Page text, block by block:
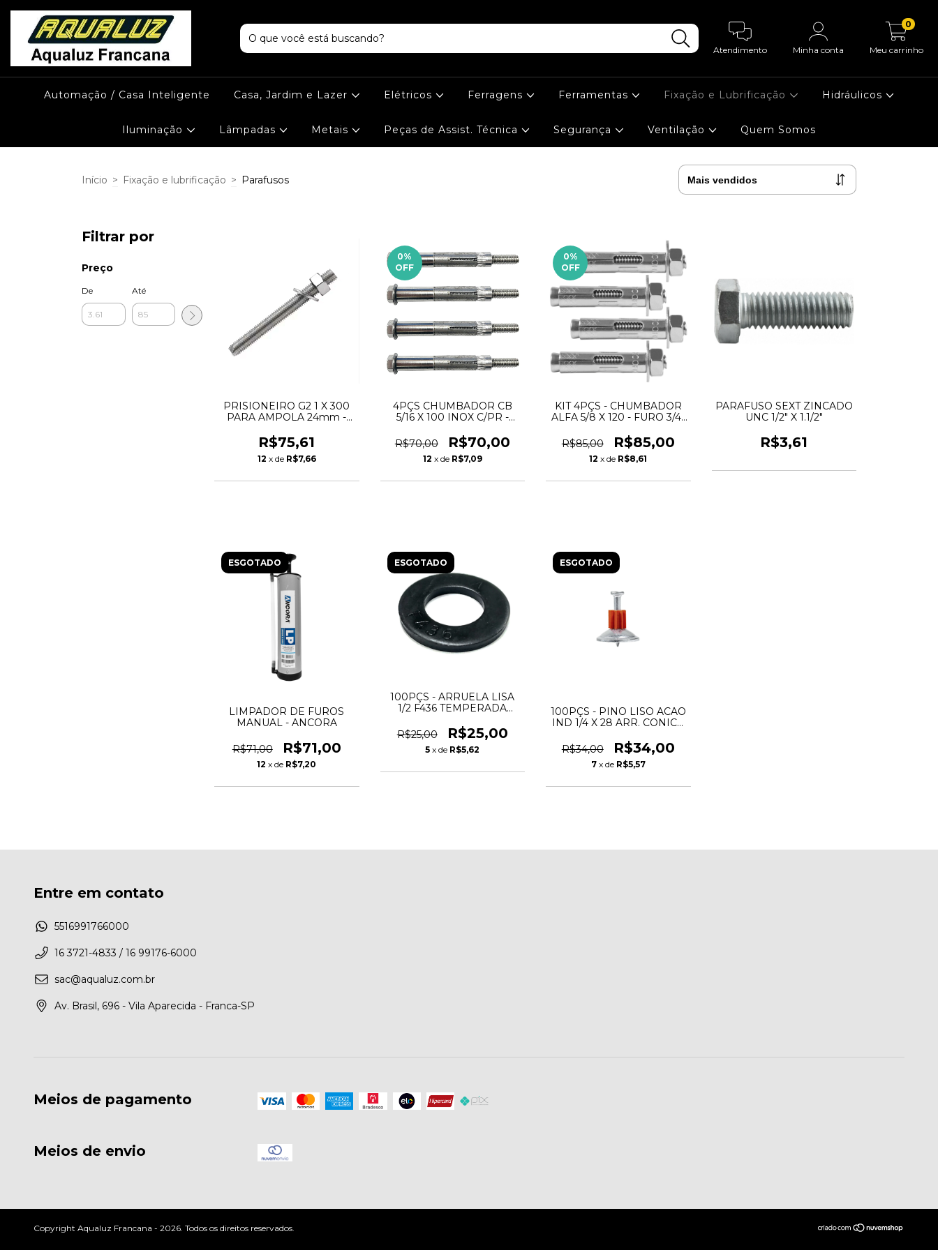
Atendimento Minha conta Meu carrinho
0
Automação / Casa Inteligente Casa, Jardim e Lazer Elétricos Ferragens Ferramentas Fixação e Lubrificação Hidráulicos
Iluminação Lâmpadas Metais Peças de Assist. Técnica Segurança Ventilação Quem Somos
Início > Fixação e lubrificação > Parafusos
Filtrar por
Preço
De Até
PRISIONEIRO G2 1 X 300
PARA AMPOLA 24mm -
R$75,61
12 x de R$7,66
0%
OFF
4PÇS CHUMBADOR CB
5/16 X 100 INOX C/PR -
R$70,00
R$70,00
12 x de R$7,09
0%
OFF
KIT 4PÇS - CHUMBADOR
ALFA 5/8 X 120 - FURO 3/4"
R$85,00
R$85,00
12 x de R$8,61
PARAFUSO SEXT ZINCADO
UNC 1/2" X 1.1/2"
R$3,61
ESGOTADO
LIMPADOR DE FUROS
MANUAL - ANCORA
R$71,00 R$71,00
12 x de R$7,20
ESGOTADO
100PÇS - ARRUELA LISA
1/2 F436 TEMPERADA
R$25,00
R$25,00
5 x de R$5,62
ESGOTADO
100PÇS - PINO LISO ACAO
IND 1/4 X 28 ARR. CONICA
R$34,00
R$34,00
7 x de R$5,57
Entre em contato
5516991766000
16 3721-4833 / 16 99176-6000
sac@aqualuz.com.br
Av. Brasil, 696 - Vila Aparecida - Franca-SP
Meios de pagamento
Meios de envio
Copyright Aqualuz Francana - 2026. Todos os direitos reservados.